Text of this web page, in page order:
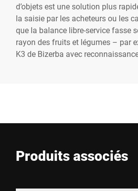
d’objets est une solution plus
la saisie par les acheteurs ou les
que la balance libre-service fasse
rayon des fruits et légumes – par
K3 de Bizerba avec
Produits associés